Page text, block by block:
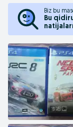
Biz bu
Bu